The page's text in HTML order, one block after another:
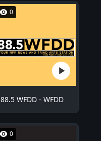
0
88.5 WFDD - WFDD
0